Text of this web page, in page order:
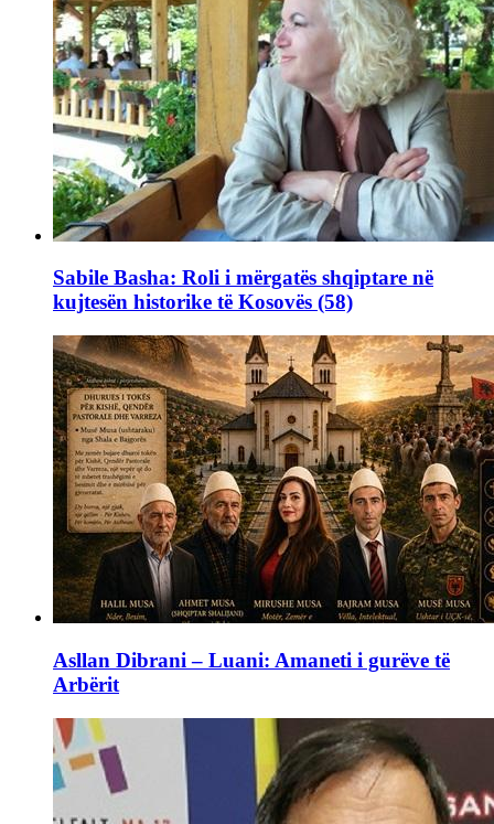
Sabile Basha: Roli i mërgatës shqiptare në
kujtesën historike të Kosovës (58)
Asllan Dibrani – Luani: Amaneti i gurëve të
Arbërit